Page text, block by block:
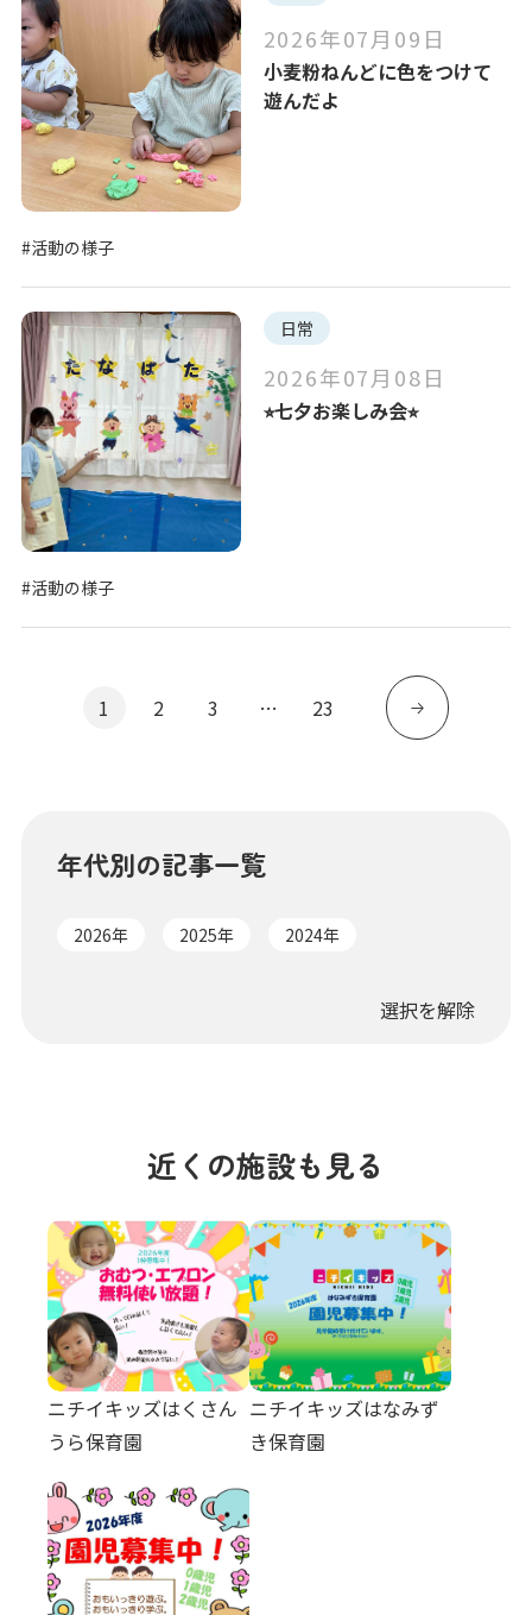
2026年07月09日
小麦粉ねんどに色をつけて
遊んだよ
#活動の様子
日常
2026年07月08日
⭐︎七夕お楽しみ会⭐︎
#活動の様子
1 2 3 … 23
年代別の記事一覧
2026年 2025年 2024年
選択を解除
近くの施設も見る
ニチイキッズはくさん
うら保育園
ニチイキッズはなみず
き保育園